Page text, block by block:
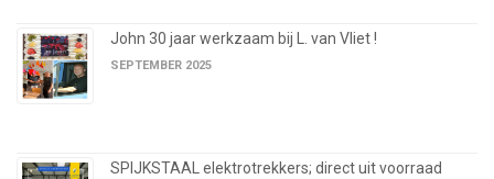
John 30 jaar werkzaam bij L. van Vliet !
SEPTEMBER 2025
SPIJKSTAAL elektrotrekkers; direct uit voorraad